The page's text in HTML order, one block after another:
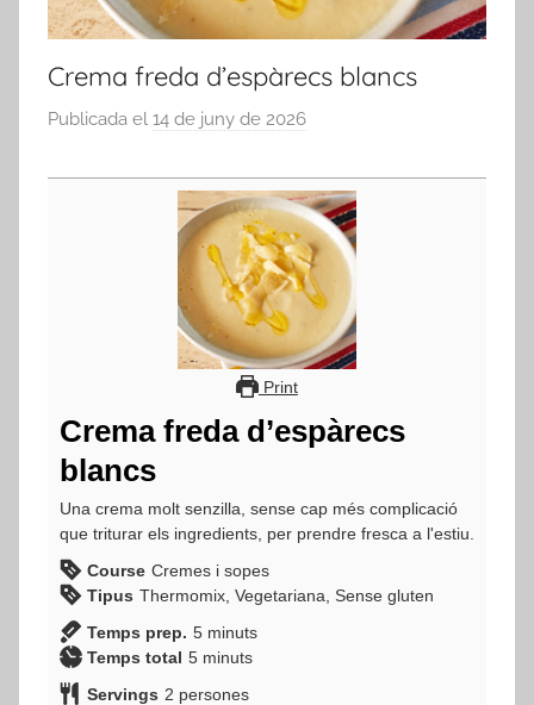
Crema freda d’espàrecs blancs
Publicada el 14 de juny de 2026
r
a
d
m
i
Print
Crema freda d’espàrecs
blancs
Una crema molt senzilla, sense cap més complicació
que triturar els ingredients, per prendre fresca a l'estiu.
Course Cremes i sopes
Tipus Thermomix, Vegetariana, Sense gluten
Temps prep. 5minuts
minuts
Temps total 5minuts
minuts
Servings 2 persones